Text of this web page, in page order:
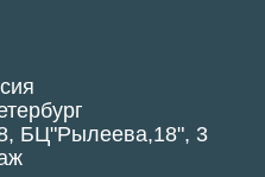
БЦ"Рылеева,18", 3